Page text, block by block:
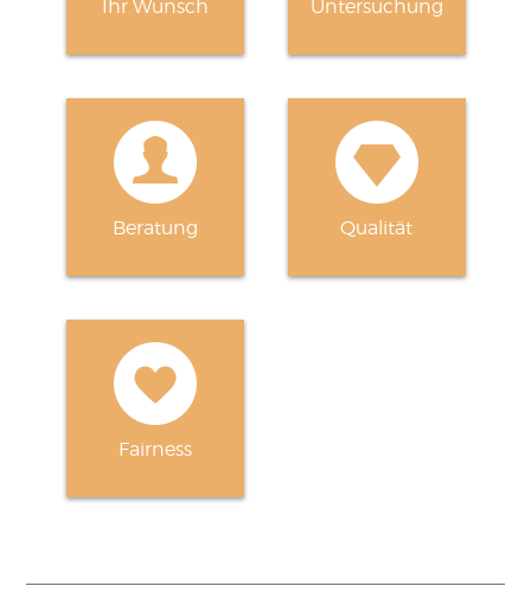
Ihr Wunsch Untersuchung
Beratung Qualität
Fairness